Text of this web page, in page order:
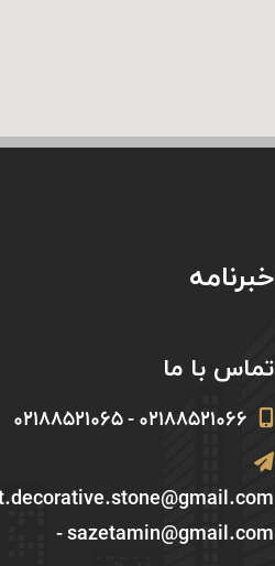
خبرنامه
تماس با ما
۰۲۱۸۸۵۲۱۰۶۶ - ۰۲۱۸۸۵۲۱۰۶۵
- sazetamin@gmail.com